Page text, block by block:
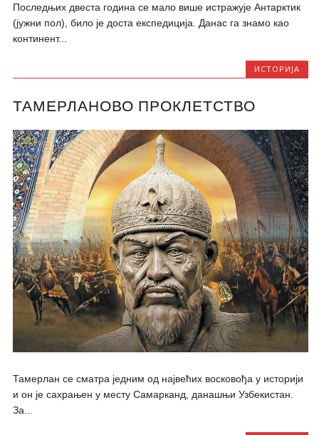
Последњих двеста година се мало више истражује Антарктик
(јужни пол), било је доста експедиција. Данас га знамо као
континент...
ИСТОРИЈА
ТАМЕРЛАНОВО ПРОКЛЕТСТВО
Тамерлан се сматра једним од највећих восковођа у историји
и он је сахрањен у месту Самарканд, данашњи Узбекистан.
За...